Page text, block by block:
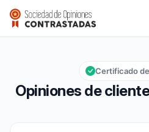
Nanny Care
Calificación global: 9,5 de 10
9,5/10
Opiniones de
Certificado